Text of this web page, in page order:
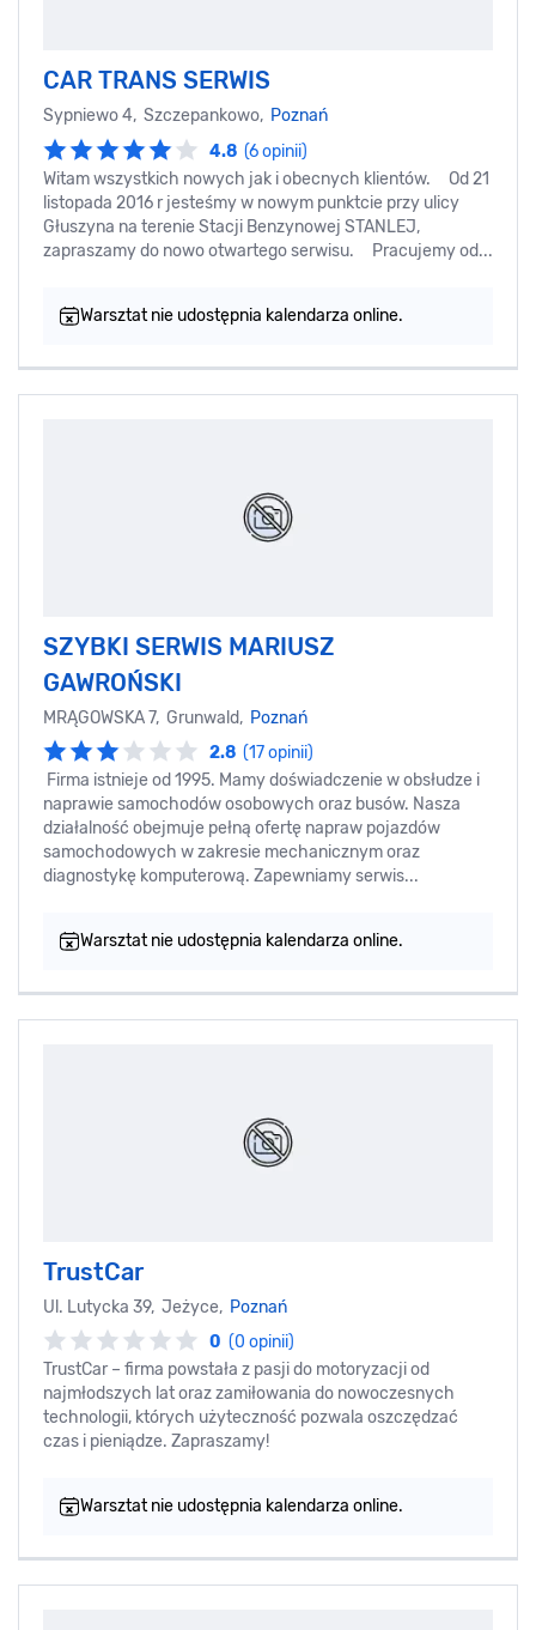
CAR TRANS SERWIS
Sypniewo 4, Szczepankowo, Poznań
4.8 (6 opinii)
Witam wszystkich nowych jak i obecnych klientów. Od 21
listopada 2016 r jesteśmy w nowym punktcie przy ulicy
Głuszyna na terenie Stacji Benzynowej STANLEJ,
zapraszamy do nowo otwartego serwisu. Pracujemy od...
Warsztat nie udostępnia kalendarza online.
SZYBKI SERWIS MARIUSZ
GAWROŃSKI
MRĄGOWSKA 7, Grunwald, Poznań
2.8 (17 opinii)
Firma istnieje od 1995. Mamy doświadczenie w obsłudze i
naprawie samochodów osobowych oraz busów. Nasza
działalność obejmuje pełną ofertę napraw pojazdów
samochodowych w zakresie mechanicznym oraz
diagnostykę komputerową. Zapewniamy serwis...
Warsztat nie udostępnia kalendarza online.
TrustCar
Ul. Lutycka 39, Jeżyce, Poznań
0 (0 opinii)
TrustCar – firma powstała z pasji do motoryzacji od
najmłodszych lat oraz zamiłowania do nowoczesnych
technologii, których użyteczność pozwala oszczędzać
czas i pieniądze. Zapraszamy!
Warsztat nie udostępnia kalendarza online.